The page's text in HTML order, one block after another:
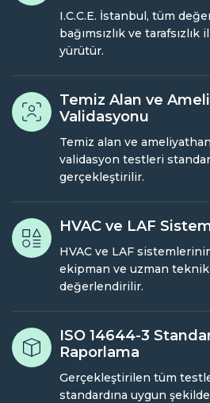
I.C.C.E. İstanbul, tüm
bağımsızlık ve
yürütür.
Temiz Alan ve
Validasyonu
Temiz alan ve
validasyon testleri
gerçekleştirilir.
HVAC ve LAF
HVAC ve LAF
ekipman ve uzman teknik
değerlendirilir.
ISO 14644-3
Raporlama
Gerçekleştirilen tüm
standardına uygun